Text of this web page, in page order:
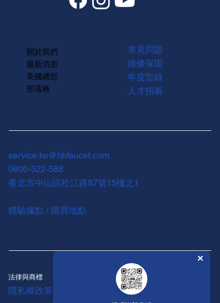
service.tw@hbfaucet.com
0800-522-588
臺北市中山區松江路87號15樓之1
體驗據點 / 購買地點
關於我們
最新消息
美國總部
部落格
常見問題
維修保固
年度型錄
人才招募
法律與商標
隱私權政策